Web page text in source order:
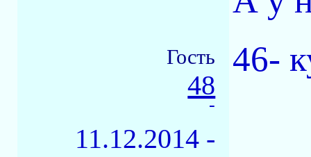
Гость
48
-
11.12.2014 -
46-